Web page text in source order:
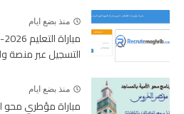
منذ بضع ايام
التسجيل عبر منصة
منذ بضع ايام
مباراة مؤطري محو